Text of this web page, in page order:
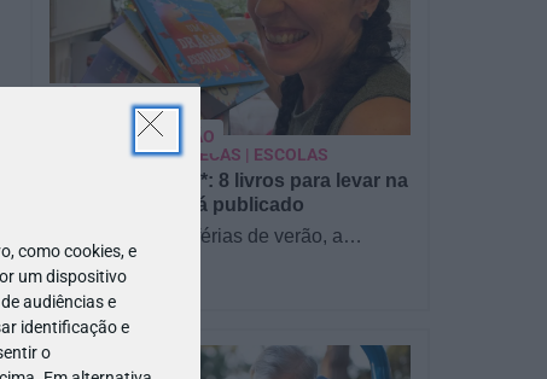
como cookies, e
um dispositivo
audiências e
identificação e
o
Pré-visualização*: 8 livros para levar na
mala de férias - já publicado
Para celebrar as férias de verão, a
Estrelas & Ouriços fez uma parceria com
a Sofia Vieira, da livraria…
PARA BEBÉS
PRÉ-VISUALIZAÇÃO
CONTOS E BIBLIOTECAS | ESCOLAS